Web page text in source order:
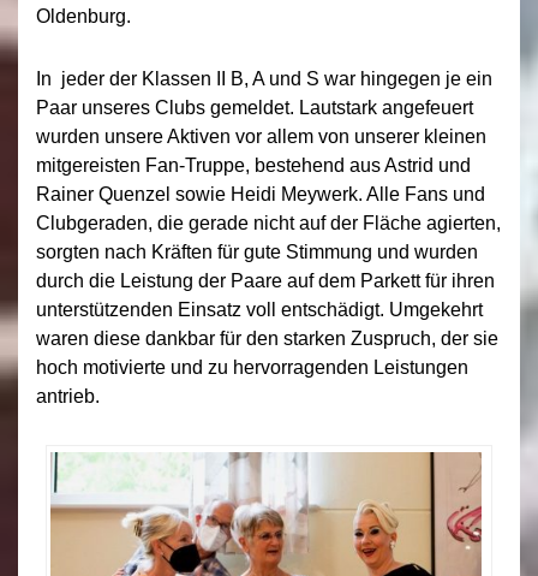
Oldenburg.
In jeder der Klassen II B, A und S war hingegen je ein
Paar unseres Clubs gemeldet. Lautstark angefeuert
wurden unsere Aktiven vor allem von unserer kleinen
mitgereisten Fan-Truppe, bestehend aus Astrid und
Rainer Quenzel sowie Heidi Meywerk. Alle Fans und
Clubgeraden, die gerade nicht auf der Fläche agierten,
sorgten nach Kräften für gute Stimmung und wurden
durch die Leistung der Paare auf dem Parkett für ihren
unterstützenden Einsatz voll entschädigt. Umgekehrt
waren diese dankbar für den starken Zuspruch, der sie
hoch motivierte und zu hervorragenden Leistungen
antrieb.